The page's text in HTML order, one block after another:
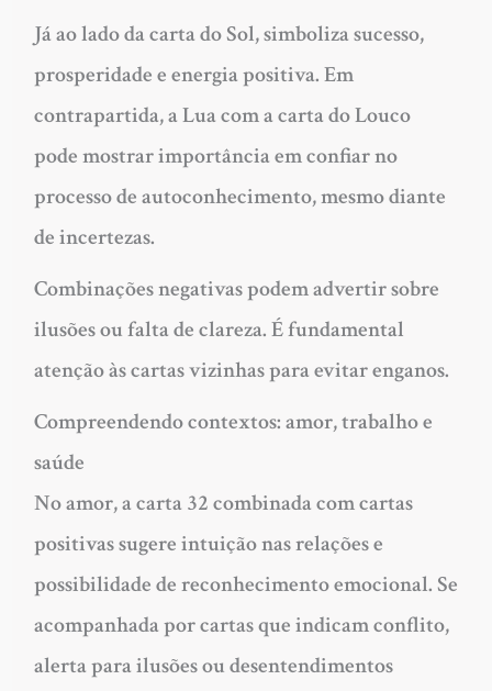
Já ao lado da carta do Sol, simboliza sucesso,
prosperidade e energia positiva. Em
contrapartida, a Lua com a carta do Louco
pode mostrar importância em confiar no
processo de autoconhecimento, mesmo diante
de incertezas.
Combinações negativas podem advertir sobre
ilusões ou falta de clareza. É fundamental
atenção às cartas vizinhas para evitar enganos.
Compreendendo contextos: amor, trabalho e
saúde
No amor, a carta 32 combinada com cartas
positivas sugere intuição nas relações e
possibilidade de reconhecimento emocional. Se
acompanhada por cartas que indicam conflito,
alerta para ilusões ou desentendimentos